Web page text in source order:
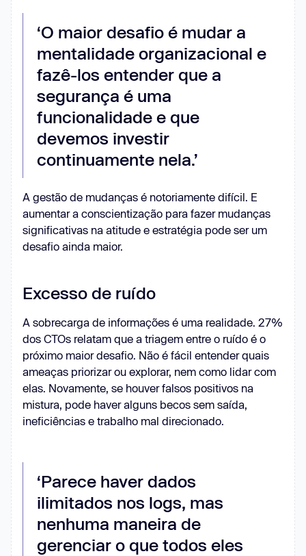
‘O maior desafio é mudar a
mentalidade organizacional e
fazê-los entender que a
segurança é uma
funcionalidade e que
devemos investir
continuamente nela.’
A gestão de mudanças é notoriamente difícil. E
aumentar a conscientização para fazer mudanças
significativas na atitude e estratégia pode ser um
desafio ainda maior.
Excesso de ruído
A sobrecarga de informações é uma realidade. 27%
dos CTOs relatam que a triagem entre o ruído é o
próximo maior desafio. Não é fácil entender quais
ameaças priorizar ou explorar, nem como lidar com
elas. Novamente, se houver falsos positivos na
mistura, pode haver alguns becos sem saída,
ineficiências e trabalho mal direcionado.
‘Parece haver dados
ilimitados nos logs, mas
nenhuma maneira de
gerenciar o que todos eles